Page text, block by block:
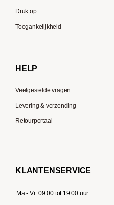
Supremo
Moccamaster
Druk op
Toegankelijkheid
HELP
Veelgestelde vragen
Levering & verzending
Retourportaal
KLANTENSERVICE
Ma - Vr 09:00 tot 19:00 uur